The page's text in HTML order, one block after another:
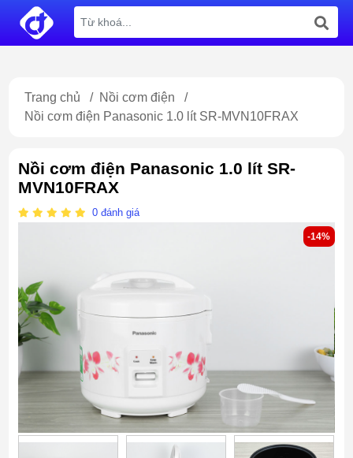
Trang chủ / Nồi cơm điện
/
Nồi cơm điện Panasonic 1.0 lít SR-MVN10FRAX
Nồi cơm điện Panasonic 1.0 lít SR-
MVN10FRAX
0đánh giá
-14%